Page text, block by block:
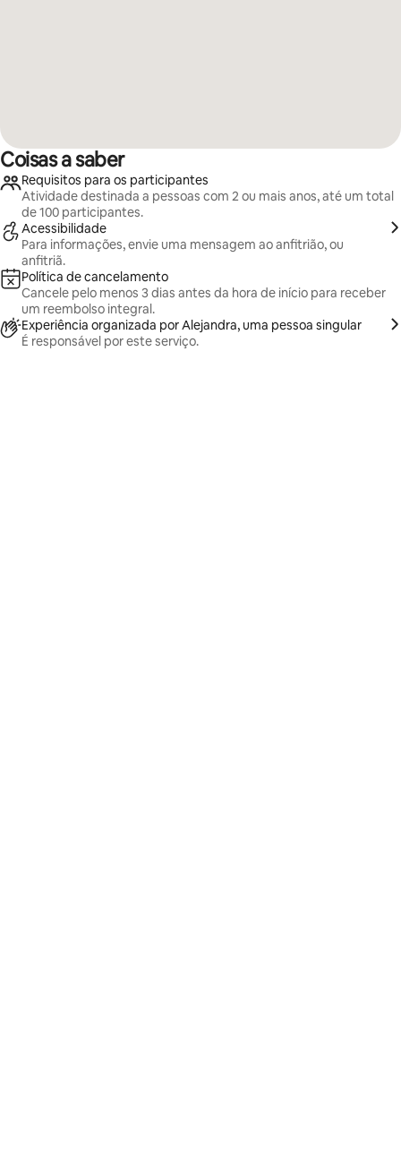
Coisas a saber
Requisitos para os participantes
Atividade destinada a pessoas com 2 ou mais anos, até um total
de 100 participantes.
Acessibilidade
Para informações, envie uma mensagem ao anfitrião, ou
anfitriã.
Política de cancelamento
Cancele pelo menos 3 dias antes da hora de início para receber
um reembolso integral.
Experiência organizada por Alejandra, uma pessoa singular
É responsável por este serviço.